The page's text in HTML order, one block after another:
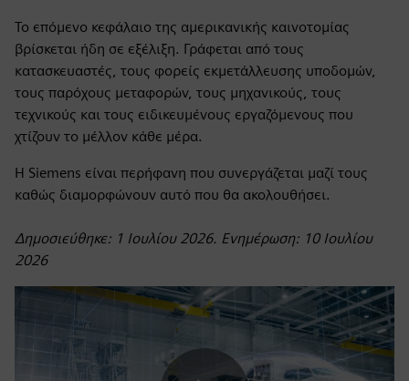
Το επόμενο κεφάλαιο της αμερικανικής καινοτομίας
βρίσκεται ήδη σε εξέλιξη. Γράφεται από τους
κατασκευαστές, τους φορείς εκμετάλλευσης υποδομών,
τους παρόχους μεταφορών, τους μηχανικούς, τους
τεχνικούς και τους ειδικευμένους εργαζόμενους που
χτίζουν το μέλλον κάθε μέρα.
Η Siemens είναι περήφανη που συνεργάζεται μαζί τους
καθώς διαμορφώνουν αυτό που θα ακολουθήσει.
Δημοσιεύθηκε: 1 Ιουλίου 2026. Ενημέρωση: 10 Ιουλίου
2026